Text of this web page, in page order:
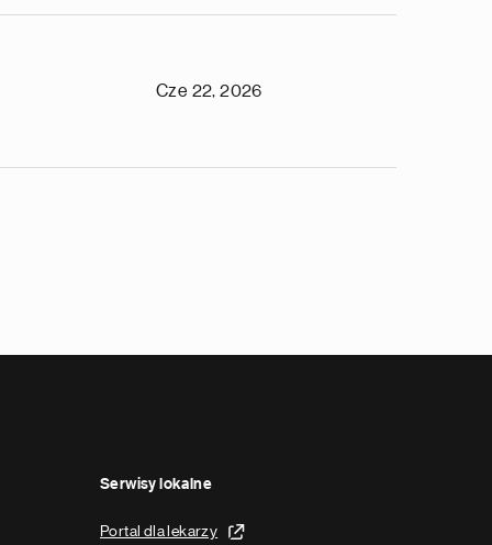
Cze 22, 2026
Serwisy lokalne
Portal dla lekarzy